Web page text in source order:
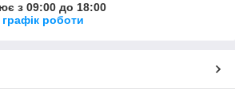
з 09:00 до 18:00
роботи